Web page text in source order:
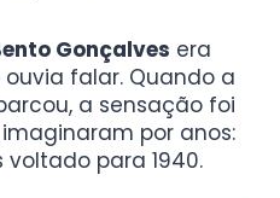
Gonçalves era
falar. Quando a
a sensação foi
por anos:
para 1940.